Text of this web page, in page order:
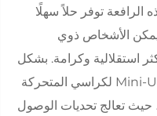
الرافعة توفر حلاً سهلًا
الأشخاص ذوي
استقلالية وكرامة. بشكل
عام، تمثل الرافعة الخفيفة الوزن Mini-UVL لكراسي المتحركة
حيث تعالج تحديات الوصول